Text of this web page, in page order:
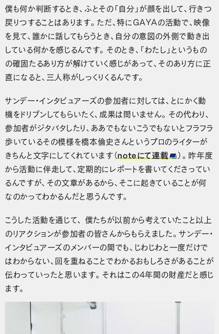
僕も何か判断するとき、ふとその「自分」が顔を出して、行きつ
戻りつすることはあります。ただ、特にGAYAの活動で、映像
を見て、誰かに話してもらうとき、自分の意図の外側で動き出
している何かを感じるんです。そのとき、「わたし」というもの
の確固たるあり方が解けていく感じがあって、そのあり方に正
直になると、三人称がしっくりくるんです。
サンデー・インタビュアーズの参加者に対しては、とにかく動
機をドリブンしてもらいたく、成果は問いません。その代わり、
参加者がジタバタしたり、ああでもないこうでもないとフラフラ
歩いているその模様を橋本倫史さんというプロのライターが
きちんと文字にしてくれています（noteにて連載
）。昨年度
から活動に伴走して、定期的にレポートを書いてくださってい
るんですが、その文章があるから、そこに起きていることが何
なのかってわかるんだと思うんです。
こうした活動を通じて、 僕たちが以前から考えていたこと以上
のリアクションが参加者の皆さんからもらえました。サンデー・
インタビュアーズのメンバーの間でも、じわじわと一度だけで
はわからない、回を重ねることでわかるおもしろさがあることが
伝わっていったと思います。それはこの4年間の財産だと感じ
ます。